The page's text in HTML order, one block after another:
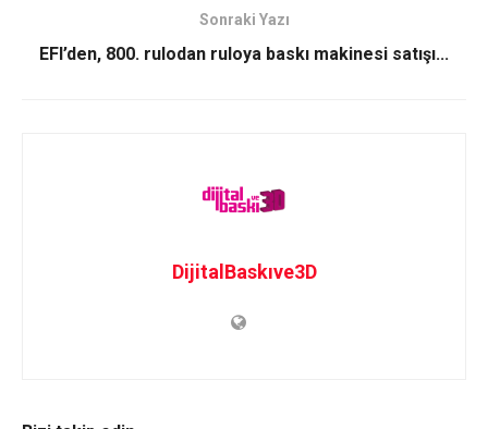
Sonraki Yazı
EFI’den, 800. rulodan ruloya baskı makinesi satışı...
DijitalBaskıve3D